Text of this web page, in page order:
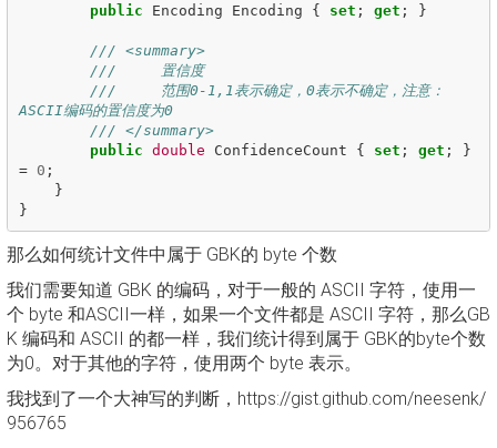
public
Encoding Encoding { set ; get ; }
/// <summary>
///     置信度
///     范围0-1,1表示确定，0表示不确定，注意：
ASCII编码的置信度为0
/// </summary>
public double ConfidenceCount { set ; get ;
}
=
0 ;
}
}
那么如何统计文件中属于 GBK的 byte 个数
我们需要知道 GBK 的编码，对于一般的 ASCII 字符，使用一
个 byte 和ASCII一样，如果一个文件都是 ASCII 字符，那么GB
K 编码和 ASCII 的都一样，我们统计得到属于 GBK的byte个数
为0。对于其他的字符，使用两个 byte 表示。
我找到了一个大神写的判断，https://gist.github.com/neesenk/
956765